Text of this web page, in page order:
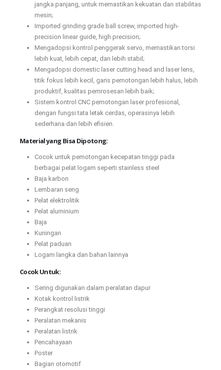
jangka panjang, untuk memastikan kekuatan dan stabilitas
mesin;
Imported grinding grade ball screw, imported high-
precision linear guide, high precision;
Mengadopsi kontrol penggerak servo, memastikan torsi
lebih kuat, lebih cepat, dan lebih stabil;
Mengadopsi domestic laser cutting head and laser lens,
titik fokus lebih kecil, garis pemotongan lebih halus, lebih
produktif, kualitas pemrosesan lebih baik;
Sistem kontrol CNC pemotongan laser profesional,
dengan fungsi tata letak cerdas, operasinya lebih
sederhana dan lebih efisien.
Material yang Bisa Dipotong:
Cocok untuk pemotongan kecepatan tinggi pada
berbagai pelat logam seperti stainless steel
Baja karbon
Lembaran seng
Pelat elektrolitik
Pelat aluminium
Baja
Kuningan
Pelat paduan
Logam langka dan bahan lainnya
Cocok Untuk:
Sering digunakan dalam peralatan dapur
Kotak kontrol listrik
Perangkat resolusi tinggi
Peralatan mekanis
Peralatan listrik
Pencahayaan
Poster
Bagian otomotif